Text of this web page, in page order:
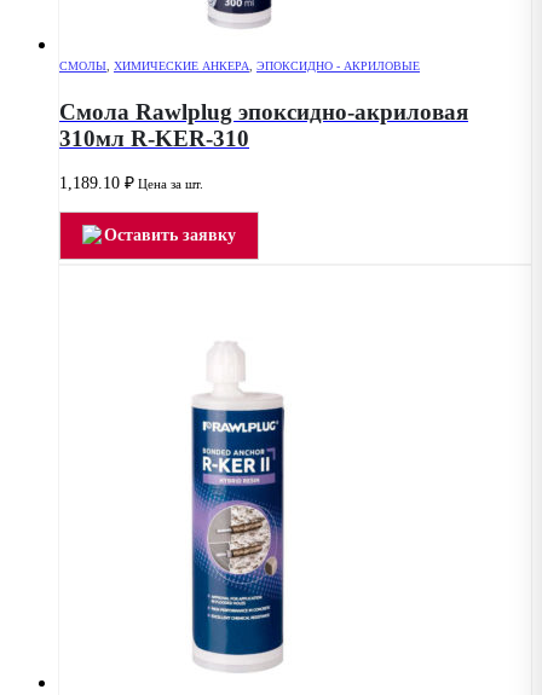
СМОЛЫ, ХИМИЧЕСКИЕ АНКЕРА, ЭПОКСИДНО - АКРИЛОВЫЕ
Смола Rawlplug эпоксидно-акриловая
310мл R-KER-310
1,189.10 ₽ Цена за шт.
Оставить заявку